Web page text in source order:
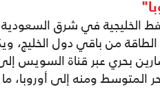
الخليجية في شرق السعودية
من باقي دول الخليج،
بحري عبر قناة السويس
المتوسط ومنه إلى